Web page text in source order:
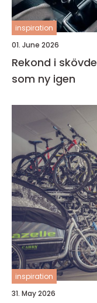
inspiration
01. June 2026
Rekond i skövde så får du bilen att kännas
som ny igen
inspiration
31. May 2026